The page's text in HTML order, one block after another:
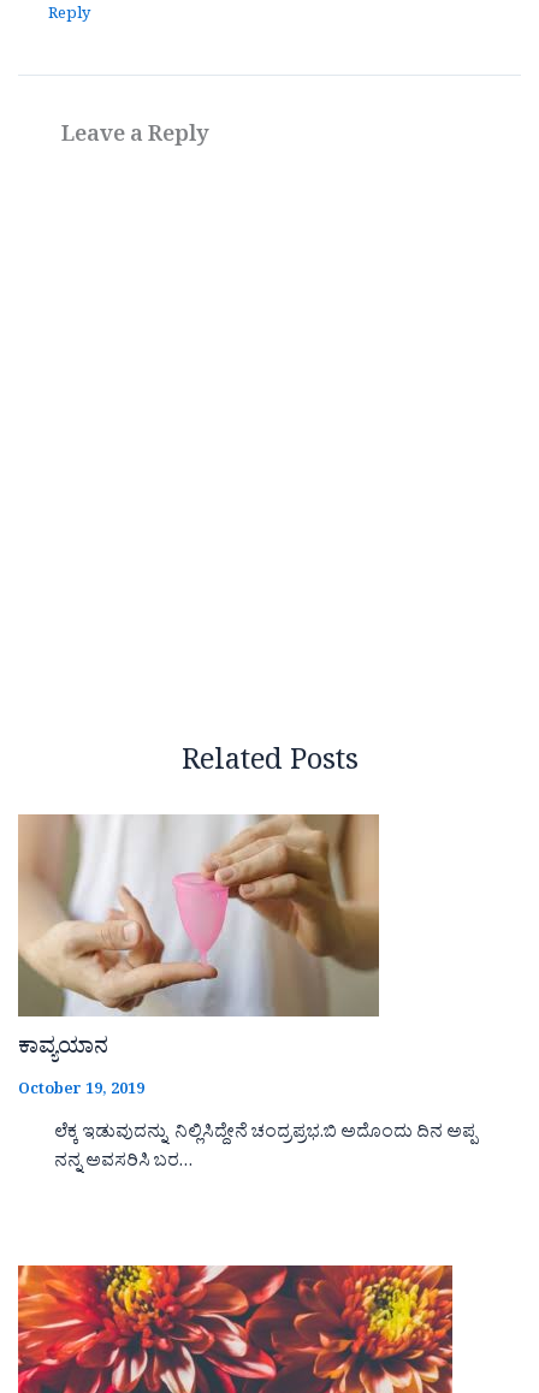
Reply
Leave a Reply
Related Posts
ಕಾವ್ಯಯಾನ
October 19, 2019
ಲೆಕ್ಕ ಇಡುವುದನ್ನು ನಿಲ್ಲಿಸಿದ್ದೇನೆ ಚಂದ್ರಪ್ರಭ.ಬಿ ಅದೊಂದು ದಿನ ಅಪ್ಪ
ನನ್ನ ಅವಸರಿಸಿ ಬರ…